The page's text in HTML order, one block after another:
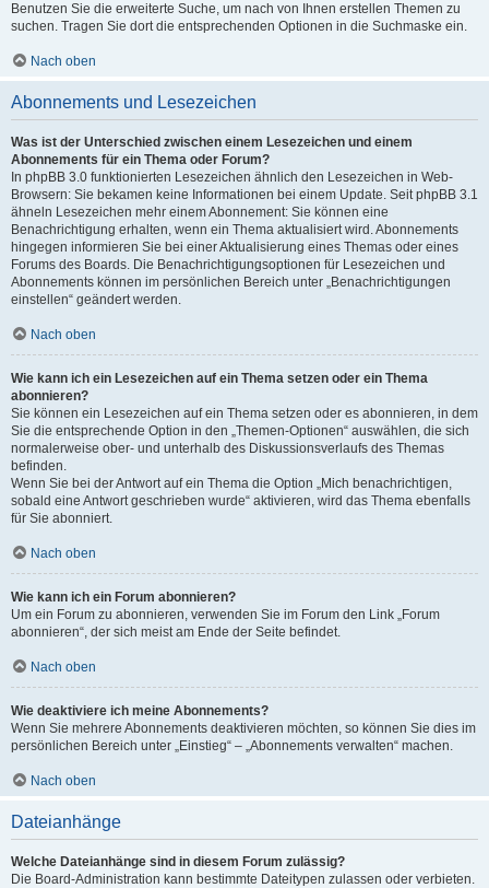
Benutzen Sie die erweiterte Suche, um nach von Ihnen erstellen Themen zu
suchen. Tragen Sie dort die entsprechenden Optionen in die Suchmaske ein.
Nach oben
Abonnements und Lesezeichen
Was ist der Unterschied zwischen einem Lesezeichen und einem
Abonnements für ein Thema oder Forum?
In phpBB 3.0 funktionierten Lesezeichen ähnlich den Lesezeichen in Web-
Browsern: Sie bekamen keine Informationen bei einem Update. Seit phpBB 3.1
ähneln Lesezeichen mehr einem Abonnement: Sie können eine
Benachrichtigung erhalten, wenn ein Thema aktualisiert wird. Abonnements
hingegen informieren Sie bei einer Aktualisierung eines Themas oder eines
Forums des Boards. Die Benachrichtigungsoptionen für Lesezeichen und
Abonnements können im persönlichen Bereich unter „Benachrichtigungen
einstellen“ geändert werden.
Nach oben
Wie kann ich ein Lesezeichen auf ein Thema setzen oder ein Thema
abonnieren?
Sie können ein Lesezeichen auf ein Thema setzen oder es abonnieren, in dem
Sie die entsprechende Option in den „Themen-Optionen“ auswählen, die sich
normalerweise ober- und unterhalb des Diskussionsverlaufs des Themas
befinden.
Wenn Sie bei der Antwort auf ein Thema die Option „Mich benachrichtigen,
sobald eine Antwort geschrieben wurde“ aktivieren, wird das Thema ebenfalls
für Sie abonniert.
Nach oben
Wie kann ich ein Forum abonnieren?
Um ein Forum zu abonnieren, verwenden Sie im Forum den Link „Forum
abonnieren“, der sich meist am Ende der Seite befindet.
Nach oben
Wie deaktiviere ich meine Abonnements?
Wenn Sie mehrere Abonnements deaktivieren möchten, so können Sie dies im
persönlichen Bereich unter „Einstieg“ – „Abonnements verwalten“ machen.
Nach oben
Dateianhänge
Welche Dateianhänge sind in diesem Forum zulässig?
Die Board-Administration kann bestimmte Dateitypen zulassen oder verbieten.